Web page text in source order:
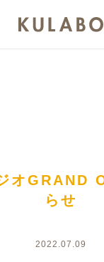
オGRAND
らせ
2022.07.09